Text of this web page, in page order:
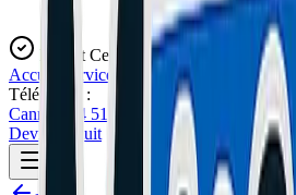
Expert Certifié
Accueil
Services L'Atelier
Contact
Téléphone :
Cannes: 04 51 26 27 50Le Cannet: 04 51
Devis Gratuit